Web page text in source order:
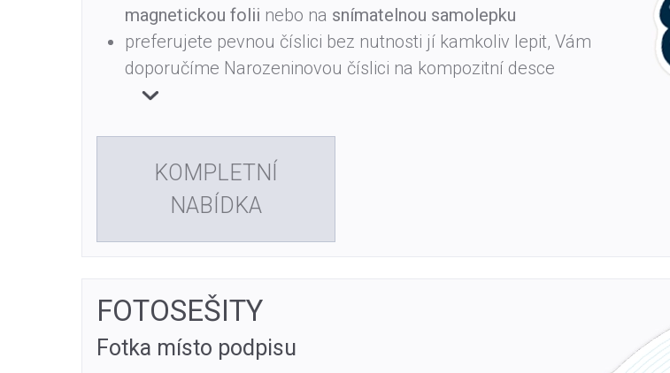
magnetickou folii nebo na snímatelnou samolepku
preferujete pevnou číslici bez nutnosti jí kamkoliv lepit, Vám
doporučíme Narozeninovou číslici na kompozitní desce
KOMPLETNÍ
NABÍDKA
FOTOSEŠITY
Fotka místo podpisu